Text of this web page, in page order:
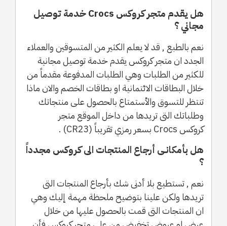
هل يقدم متجر كروكس Crocs خدمة توصيل
مجاني ؟
نعم بالطبع , قد لا يعلم الكثير من المتسوقين والعملاء
الجدد ان متجر كروكس يقدم خدمة توصيل مجانية
للكثير من الطلبات وهي الطلبات المدفوعة مقدماً من
خلال البطاقات الائتمانية او بطاقات الخصم والان ماذا
تنتظر للتسوق والأستمتاع بالحصول على منتجاتك
وطلباتك التى تريدها من داخل الموقع متجر
كروكس Crocs بسعر رمزي تقريباً (CR23) .
هل بأمكانـى أرجاع المنتجات الى كروكس مجدداً
؟
نعم , تستطيع بلا أدنى شك بأرجاع المنتجات التى
تريدها ولكن علينا بتوضيح ملحظة مهمة إليك وهي
ان المنتجات التى قمت بالحصول عليها من خلال